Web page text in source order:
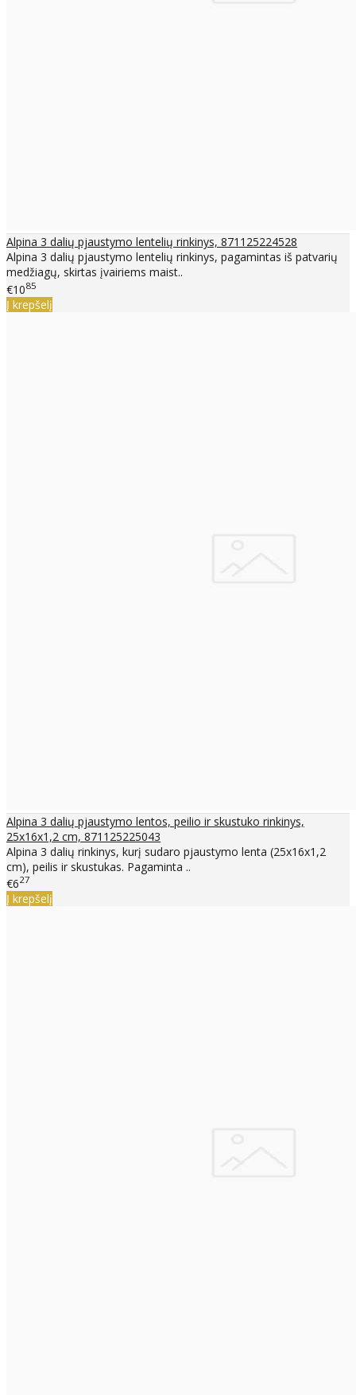
Alpina 3 dalių pjaustymo lentelių rinkinys, 871125224528
Alpina 3 dalių pjaustymo lentelių rinkinys, pagamintas iš patvarių
medžiagų, skirtas įvairiems maist..
€1085
Į krepšelį
Alpina 3 dalių pjaustymo lentos, peilio ir skustuko rinkinys,
25x16x1,2 cm, 871125225043
Alpina 3 dalių rinkinys, kurį sudaro pjaustymo lenta (25x16x1,2
cm), peilis ir skustukas. Pagaminta ..
€627
Į krepšelį